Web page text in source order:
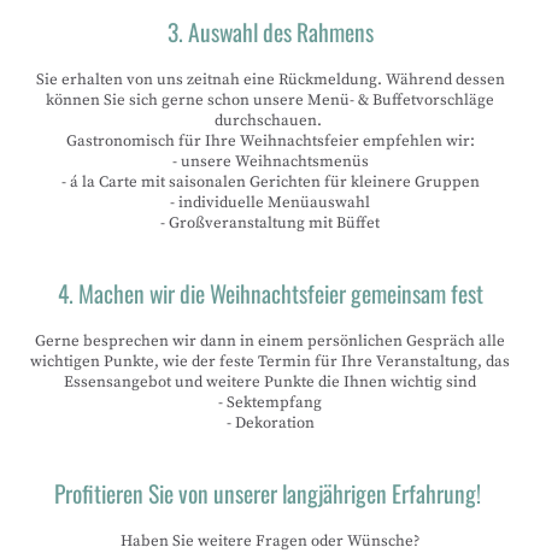
3. Auswahl des Rahmens
Sie erhalten von uns zeitnah eine Rückmeldung. Während dessen
können Sie sich gerne schon unsere Menü- & Buffetvorschläge
durchschauen.
Gastronomisch für Ihre Weihnachtsfeier empfehlen wir:
- unsere Weihnachtsmenüs
- á la Carte mit saisonalen Gerichten für kleinere Gruppen
- individuelle Menüauswahl
- Großveranstaltung mit Büffet
4. Machen wir die Weihnachtsfeier gemeinsam fest
Gerne besprechen wir dann in einem persönlichen Gespräch alle
wichtigen Punkte, wie der feste Termin für Ihre Veranstaltung, das
Essensangebot und weitere Punkte die Ihnen wichtig sind
- Sektempfang
- Dekoration
Profitieren Sie von unserer langjährigen Erfahrung!
Haben Sie weitere Fragen oder Wünsche?